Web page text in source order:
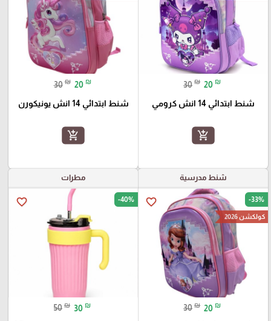
30 ₪ 20 ₪
شنط ابتدائي 14 انش كرومي
add_shopping_cart
30 ₪ 20 ₪
شنط ابتدائي 14 انش يونيكورن
add_shopping_cart
شنط مدرسية
favorite_border -33%
كولكشن 2026
30 ₪ 20 ₪
مطرات
favorite_border -40%
50 ₪ 30 ₪